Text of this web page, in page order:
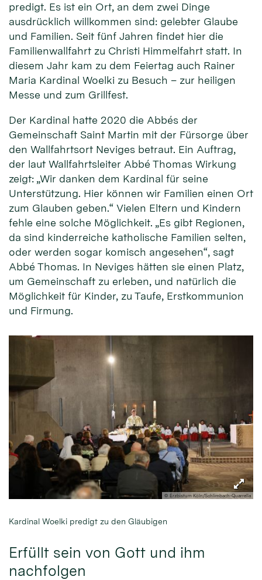
predigt. Es ist ein Ort, an dem zwei Dinge
ausdrücklich willkommen sind: gelebter Glaube
und Familien. Seit fünf Jahren findet hier die
Familienwallfahrt zu Christi Himmelfahrt statt. In
diesem Jahr kam zu dem Feiertag auch Rainer
Maria Kardinal Woelki zu Besuch – zur heiligen
Messe und zum Grillfest.
Der Kardinal hatte 2020 die Abbés der
Gemeinschaft Saint Martin mit der Fürsorge über
den Wallfahrtsort Neviges betraut. Ein Auftrag,
der laut Wallfahrtsleiter Abbé Thomas Wirkung
zeigt: „Wir danken dem Kardinal für seine
Unterstützung. Hier können wir Familien einen Ort
zum Glauben geben.“ Vielen Eltern und Kindern
fehle eine solche Möglichkeit. „Es gibt Regionen,
da sind kinderreiche katholische Familien selten,
oder werden sogar komisch angesehen“, sagt
Abbé Thomas. In Neviges hätten sie einen Platz,
um Gemeinschaft zu erleben, und natürlich die
Möglichkeit für Kinder, zu Taufe, Erstkommunion
und Firmung.
© Erzbistum Köln/Schlimbach-Quarrella
Kardinal Woelki predigt zu den Gläubigen
Erfüllt sein von Gott und ihm
nachfolgen